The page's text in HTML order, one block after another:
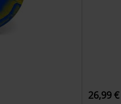
26,99 €